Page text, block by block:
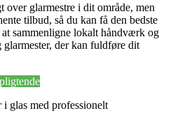
glarmestre i dit område, men
tilbud, så du kan få den bedste
sammenligne lokalt håndværk og
der kan fuldføre dit